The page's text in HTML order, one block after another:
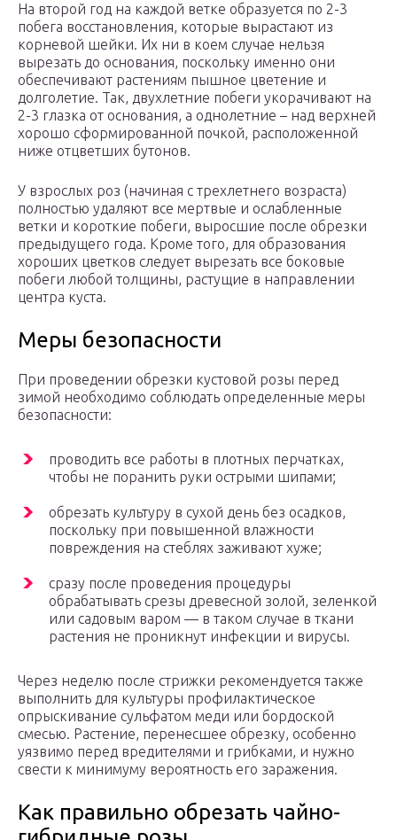
На второй год на каждой ветке образуется по 2-3
побега восстановления, которые вырастают из
корневой шейки. Их ни в коем случае нельзя
вырезать до основания, поскольку именно они
обеспечивают растениям пышное цветение и
долголетие. Так, двухлетние побеги укорачивают на
2-3 глазка от основания, а однолетние – над верхней
хорошо сформированной почкой, расположенной
ниже отцветших бутонов.
У взрослых роз (начиная с трехлетнего возраста)
полностью удаляют все мертвые и ослабленные
ветки и короткие побеги, выросшие после обрезки
предыдущего года. Кроме того, для образования
хороших цветков следует вырезать все боковые
побеги любой толщины, растущие в направлении
центра куста.
Меры безопасности
При проведении обрезки кустовой розы перед
зимой необходимо соблюдать определенные меры
безопасности:
проводить все работы в плотных перчатках,
чтобы не поранить руки острыми шипами;
обрезать культуру в сухой день без осадков,
поскольку при повышенной влажности
повреждения на стеблях заживают хуже;
сразу после проведения процедуры
обрабатывать срезы древесной золой, зеленкой
или садовым варом — в таком случае в ткани
растения не проникнут инфекции и вирусы.
Через неделю после стрижки рекомендуется также
выполнить для культуры профилактическое
опрыскивание сульфатом меди или бордоской
смесью. Растение, перенесшее обрезку, особенно
уязвимо перед вредителями и грибками, и нужно
свести к минимуму вероятность его заражения.
Как правильно обрезать чайно-